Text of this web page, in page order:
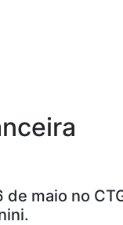
maio no